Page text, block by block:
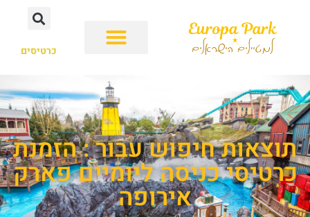
כרטיסים
תוצאות חיפוש עבור : הזמנת
כרטיסי כניסה ליומיים פארק
אירופה